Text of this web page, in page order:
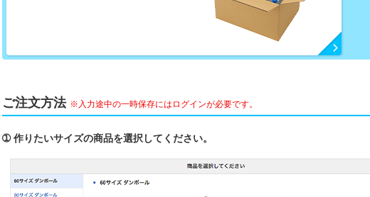
ご注文方法 ※入力途中の一時保存にはログインが必要です。
➀ 作りたいサイズの商品を選択してください。